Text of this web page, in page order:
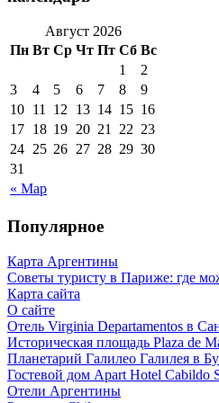
Август 2026
Пн Вт Ср Чт Пт Сб Вс
« Мар
1
2
3
4 5 6 7 8
9
10 11 12 13 14 15 16
17 18 19 20 21 22 23
24 25 26 27 28 29 30
31
Популярное
Карта Аргентины
Советы туристу в Париже: где
Карта сайта
О сайте
Отель Virginia Departamentos в
Историческая площадь Plaza de
Планетарий Галилео Галилея в
Гостевой дом Apart Hotel Cabildo
Отели Аргентины